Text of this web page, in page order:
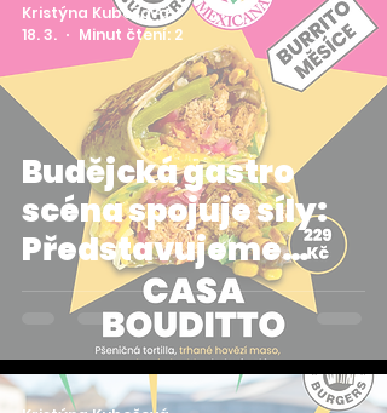
Budějcká gastro
scéna spojuje síly:
Představujeme
březnové Casa
Bouditto 🤝
Kristýna Kubešová
18. 3.
Minut čtení: 2